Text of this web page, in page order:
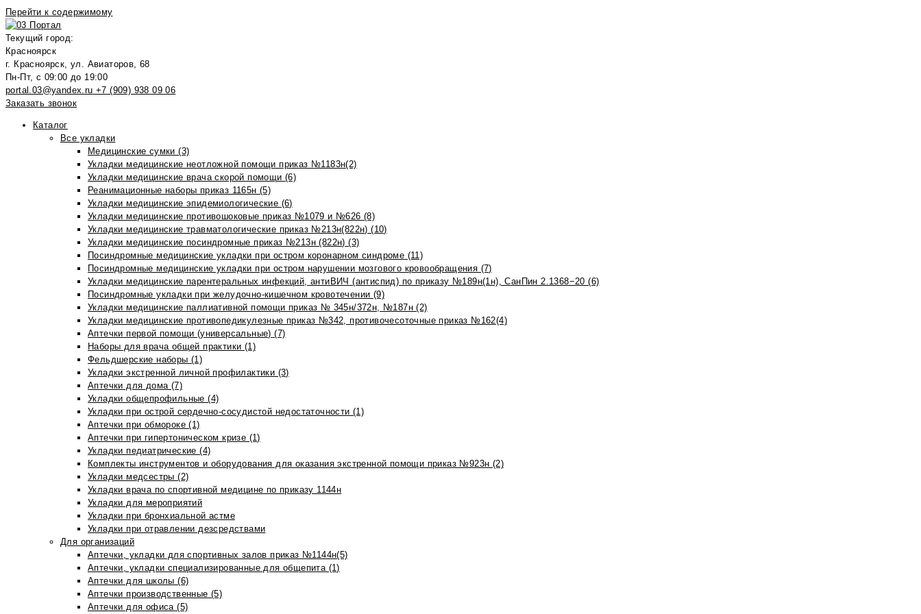
Перейти к содержимому
Текущий город:
Красноярск
г. Красноярск, ул. Авиаторов, 68
Пн-Пт, с 09:00 до 19:00
portal.03@yandex.ru +7 (909) 938 09 06
Заказать звонок
Каталог
Все укладки
Медицинские сумки (3)
Укладки медицинские неотложной помощи приказ №1183н(2)
Укладки медицинские врача скорой помощи (6)
Реанимационные наборы приказ 1165н (5)
Укладки медицинские эпидемиологические (6)
Укладки медицинские противошоковые приказ №1079 и №626 (8)
Укладки медицинские травматологические приказ №213н(822н) (10)
Укладки медицинские посиндромные приказ №213н (822н) (3)
Посиндромные медицинские укладки при остром коронарном синдроме (11)
Посиндромные медицинские укладки при остром нарушении мозгового кровообращения (7)
Укладки медицинские парентеральных инфекций, антиВИЧ (антиспид) по приказу №189н(1н), СанПин 2.1368−20 (6)
Посиндромные укладки при желудочно-кишечном кровотечении (9)
Укладки медицинские паллиативной помощи приказ № 345н/372н, №187н (2)
Укладки медицинские противопедикулезные приказ №342, противочесоточные приказ №162(4)
Аптечки первой помощи (универсальные) (7)
Наборы для врача общей практики (1)
Фельдшерские наборы (1)
Укладки экстренной личной профилактики (3)
Аптечки для дома (7)
Укладки общепрофильные (4)
Укладки при острой сердечно-сосудистой недостаточности (1)
Аптечки при обмороке (1)
Аптечки при гипертоническом кризе (1)
Укладки педиатрические (4)
Комплекты инструментов и оборудования для оказания экстренной помощи приказ №923н (2)
Укладки медсестры (2)
Укладки врача по спортивной медицине по приказу 1144н
Укладки для мероприятий
Укладки при бронхиальной астме
Укладки при отравлении дезсредствами
Для организаций
Аптечки, укладки для спортивных залов приказ №1144н(5)
Аптечки, укладки специализированные для общепита (1)
Аптечки для школы (6)
Аптечки производственные (5)
Аптечки для офиса (5)